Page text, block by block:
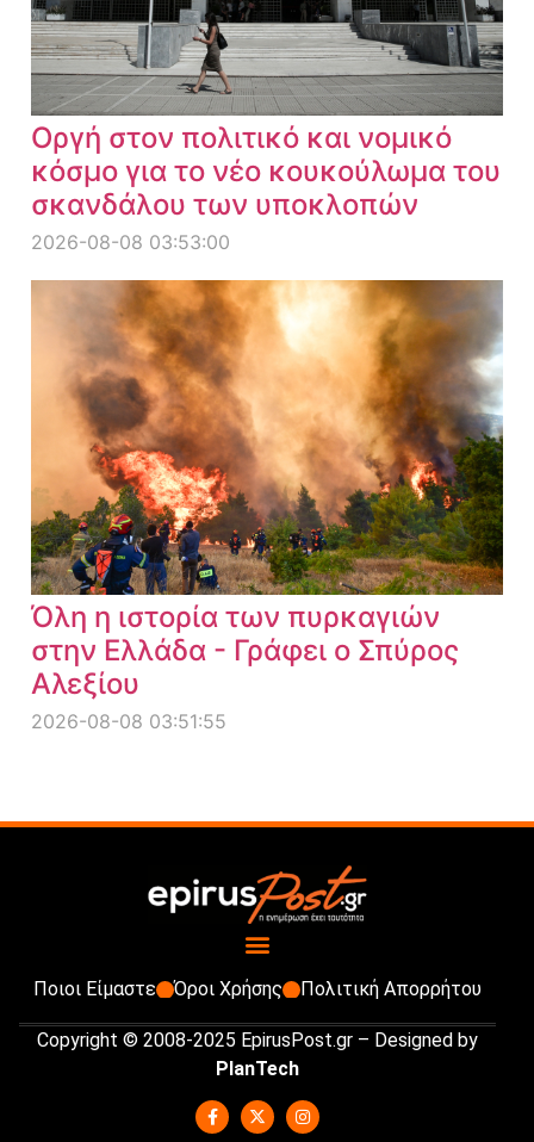
Οργή στον πολιτικό και νομικό
κόσμο για το νέο κουκούλωμα του
σκανδάλου των υποκλοπών
2026-08-08 03:53:00
Όλη η ιστορία των πυρκαγιών
στην Ελλάδα - Γράφει ο Σπύρος
Αλεξίου
2026-08-08 03:51:55
Ποιοι Είμαστε Όροι Χρήσης Πολιτική Απορρήτου
Copyright © 2008-2025 EpirusPost.gr – Designed by
PlanTech